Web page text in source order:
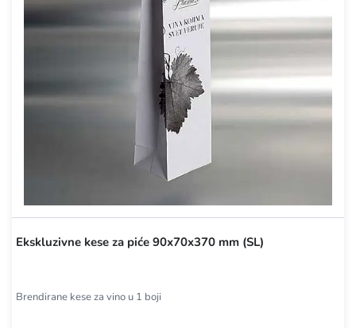
Ekskluzivne kese za piće 90x70x370 mm (SL)
Brendirane kese za vino u 1 boji